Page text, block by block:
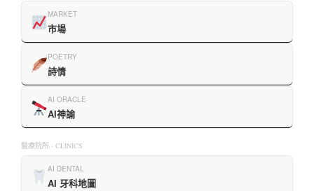
MARKET
市場
POETRY
詩情
AI ORACLE
AI神諭
醫療院所 · CLINICS
AI DENTAL
AI 牙科地圖